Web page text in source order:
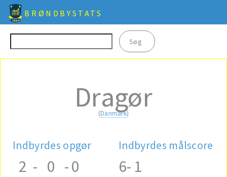
BRØNDBYSTATS
Dragør
(Danmark)
Indbyrdes opgør
2 - 0 -0
Indbyrdes målscore
6- 1